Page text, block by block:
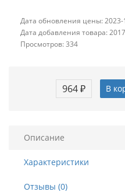
Дата обновления цены: 2023-
Дата добавления товара:
Просмотров: 334
964 ₽ В
Описание
Характеристики
Отзывы (0)